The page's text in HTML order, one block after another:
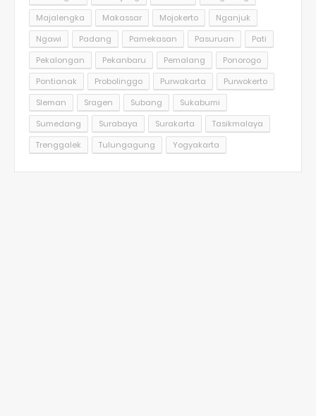
Majalengka
Makassar Mojokerto
Nganjuk
Ngawi
Padang Pamekasan Pasuruan
Pati
Pekalongan
Pekanbaru Pemalang
Ponorogo
Pontianak
Probolinggo Purwakarta
Purwokerto
Sleman
Sragen Subang
Sukabumi
Sumedang
Surabaya Surakarta
Tasikmalaya
Trenggalek
Tulungagung Yogyakarta